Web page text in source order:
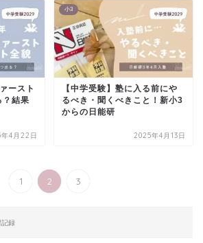
ースト
？結果
4月22日
小3
【中学受験】塾に入る前にや
るべき・聞くべきこと！新小3
からの日能研
2025年4月13日
1 2 3
記録